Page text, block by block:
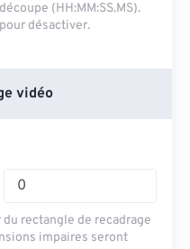
(HH:MM:SS.MS).
désactiver.
vidéo
rectangle de recadrage
impaires seront